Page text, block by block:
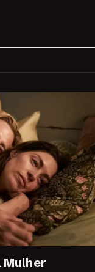
Mulher